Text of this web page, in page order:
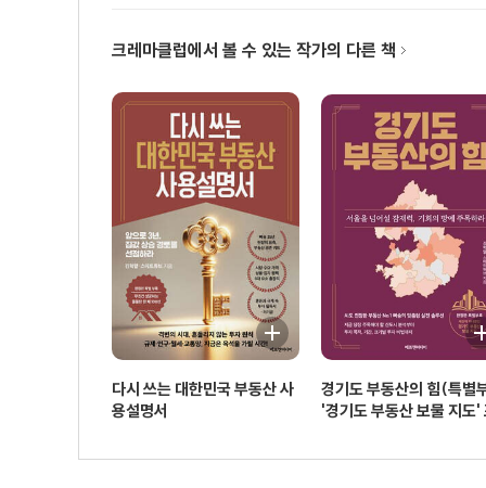
2. 투자 적격 시세
4. 실수요와 투자 수요 구별법
5. 수용 가능 가격
6. 투자와 금리
5부 가치: 가격 말고 가치를 보라
1. 가격 인식 단계
2. 프리미엄 발생 조건
4. 부동산 시장 하락 가능성
6부 미래: 여기 말고 멀리 보라
크레마클럽에서 볼 수 있는 작가의 다른 책
다시 쓰는 대한민국 부동산 사
용설명서
경기도 부동산의 힘(특별
'경기도 부동산 보물 지도'